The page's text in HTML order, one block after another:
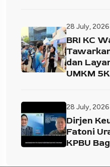
28 July, 2026
BRI KC
dan
UMKM
28 July, 2026
Dirjen
Fatoni
KPBU